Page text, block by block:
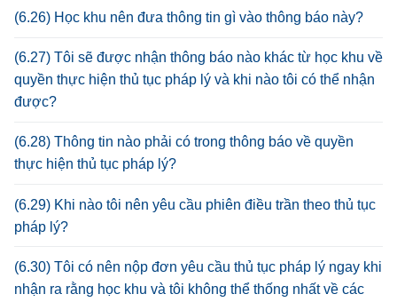
(6.26) Học khu nên đưa thông tin gì vào thông báo này?
(6.27) Tôi sẽ được nhận thông báo nào khác từ học khu về
quyền thực hiện thủ tục pháp lý và khi nào tôi có thể nhận
được?
(6.28) Thông tin nào phải có trong thông báo về quyền
thực hiện thủ tục pháp lý?
(6.29) Khi nào tôi nên yêu cầu phiên điều trần theo thủ tục
pháp lý?
(6.30) Tôi có nên nộp đơn yêu cầu thủ tục pháp lý ngay khi
nhận ra rằng học khu và tôi không thể thống nhất về các